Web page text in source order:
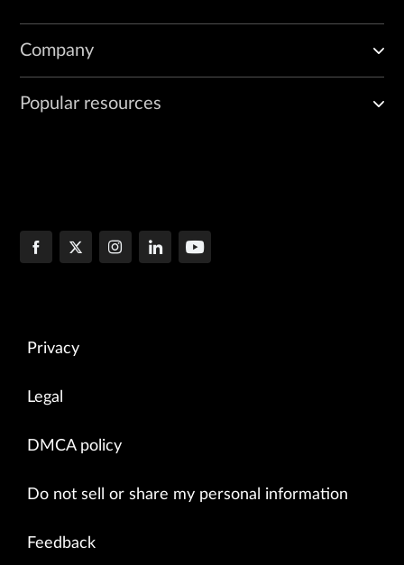
Company
Popular resources
Privacy
Legal
DMCA policy
Do not sell or share my personal information
Feedback